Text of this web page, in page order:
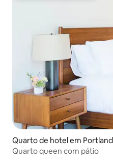
Quarto de hotel em Portland
Quarto queen com pátio